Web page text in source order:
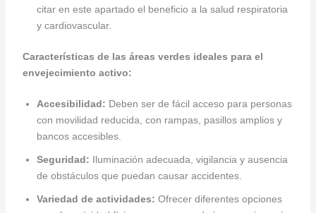
citar en este apartado el beneficio a la salud respiratoria
y cardiovascular.
Características de las áreas verdes ideales para el
envejecimiento activo:
Accesibilidad: Deben ser de fácil acceso para personas
con movilidad reducida, con rampas, pasillos amplios y
bancos accesibles.
Seguridad: Iluminación adecuada, vigilancia y ausencia
de obstáculos que puedan causar accidentes.
Variedad de actividades: Ofrecer diferentes opciones